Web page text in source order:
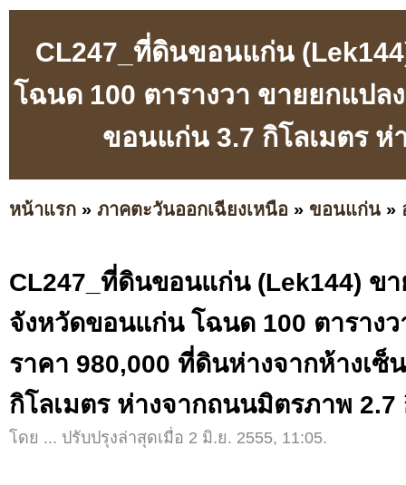
CL247_ที่ดินขอนแก่น
โฉนด 100 ตารางวา ขายยกแปล
ขอนแก่น 3.7 กิโลเมตร ห่
หน้าแรก » ภาคตะวันออกเฉียงเหนือ » ขอนแก่น »
CL247_ที่ดินขอนแก่น (Lek144) ขา
จังหวัดขอนแก่น โฉนด 100 ตาราง
ราคา 980,000 ที่ดินห่างจากห้างเ
กิโลเมตร ห่างจากถนนมิตรภาพ 2.7
โดย ... ปรับปรุงล่าสุดเมื่อ 2 มิ.ย. 2555, 11:05.